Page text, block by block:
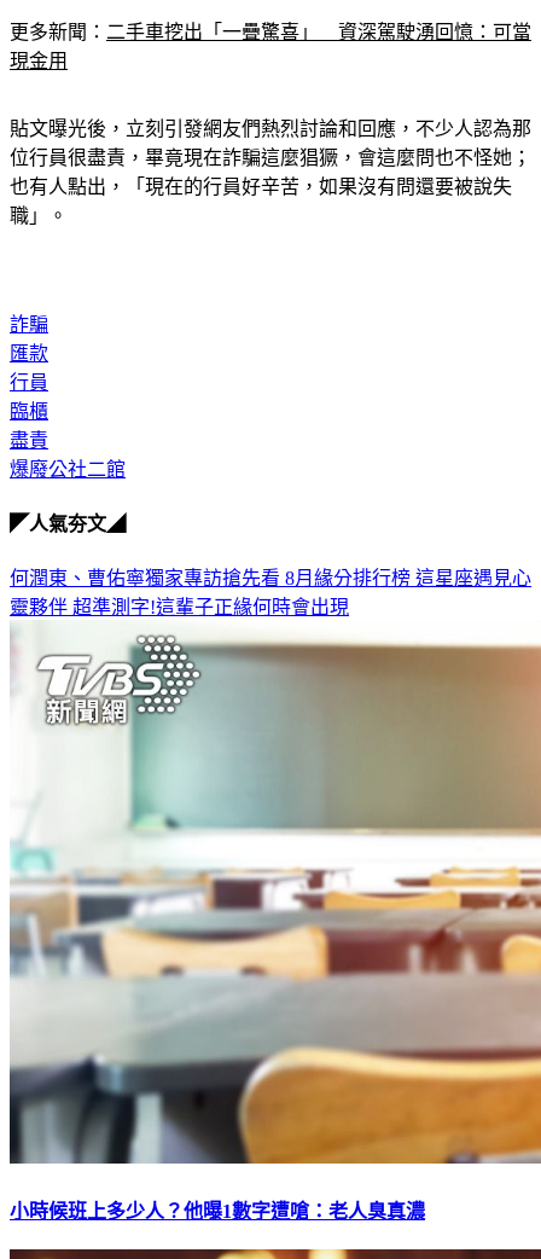
更多新聞： 二手車挖出「一疊驚喜」　資深駕駛湧回憶：可當
現金用
貼文曝光後，立刻引發網友們熱烈討論和回應，不少人認為那
位行員很盡責，畢竟現在詐騙這麼猖獗，會這麼問也不怪她；
也有人點出，「現在的行員好辛苦，如果沒有問還要被說失
職」。
詐騙
匯款
行員
臨櫃
盡責
爆廢公社二館
◤人氣夯文◢
何潤東、曹佑寧獨家專訪搶先看 8月緣分排行榜 這星座遇見心
靈夥伴 超準測字!這輩子正緣何時會出現
小時候班上多少人？他曝1數字遭嗆：老人臭真濃